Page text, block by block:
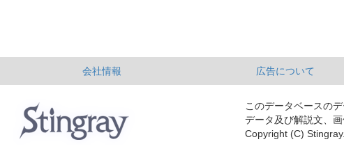
会社情報 広告について
このデータベースの
データ及び解説文、
Copyright (C)